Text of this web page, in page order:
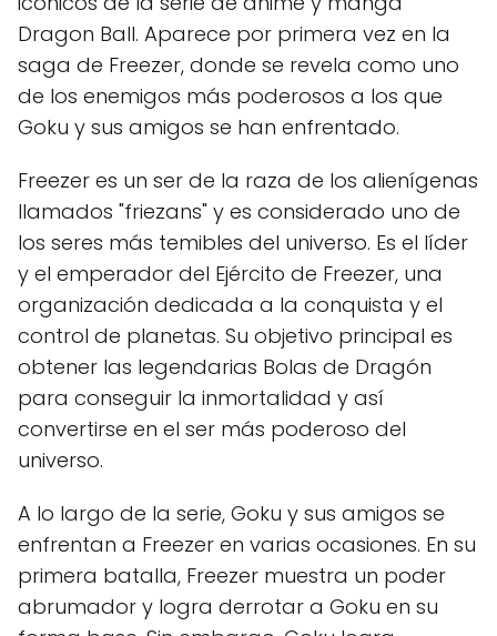
Dragon Ball. Aparece por primera vez en la
saga de Freezer, donde se revela como uno
de los enemigos más poderosos a los que
Goku y sus amigos se han enfrentado.
Freezer es un ser de la raza de los alienígenas
llamados "friezans" y es considerado uno de
los seres más temibles del universo. Es el líder
y el emperador del Ejército de Freezer, una
organización dedicada a la conquista y el
control de planetas. Su objetivo principal es
obtener las legendarias Bolas de Dragón
para conseguir la inmortalidad y así
convertirse en el ser más poderoso del
universo.
A lo largo de la serie, Goku y sus amigos se
enfrentan a Freezer en varias ocasiones. En su
primera batalla, Freezer muestra un poder
abrumador y logra derrotar a Goku en su